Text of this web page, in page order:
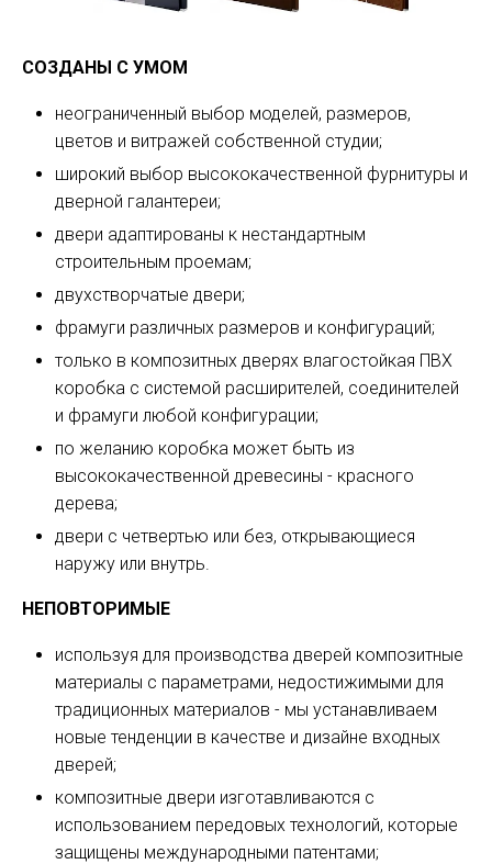
СОЗДАНЫ С УМОМ
неограниченный выбор моделей, размеров,
цветов и витражей собственной студии;
широкий выбор высококачественной фурнитуры и
дверной галантереи;
двери адаптированы к нестандартным
строительным проемам;
двухстворчатые двери;
фрамуги различных размеров и конфигураций;
только в композитных дверях влагостойкая ПВХ
коробка с системой расширителей, соединителей
и фрамуги любой конфигурации;
по желанию коробка может быть из
высококачественной древесины - красного
дерева;
двери с четвертью или без, открывающиеся
наружу или внутрь.
НЕПОВТОРИМЫЕ
используя для производства дверей композитные
материалы с параметрами, недостижимыми для
традиционных материалов - мы устанавливаем
новые тенденции в качестве и дизайне входных
дверей;
композитные двери изготавливаются с
использованием передовых технологий, которые
защищены международными патентами;